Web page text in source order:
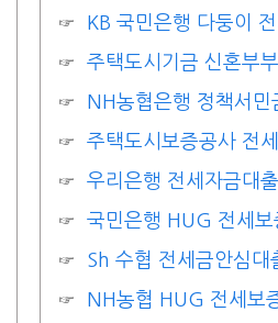
KB 국민은행 다둥이
주택도시기금 신혼부
NH농협은행 정책서
주택도시보증공사 전
우리은행 전세자금대
국민은행 HUG 전세보
Sh 수협 전세금안심대
NH농협 HUG 전세보